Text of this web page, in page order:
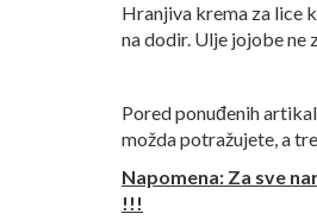
Hranjiva krema za lice
na dodir. Ulje jojobe ne
Pored ponuđenih
možda potražujete, a
Napomena: Za sve
!!!